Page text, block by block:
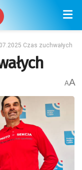
Czas zuchwałych
AA